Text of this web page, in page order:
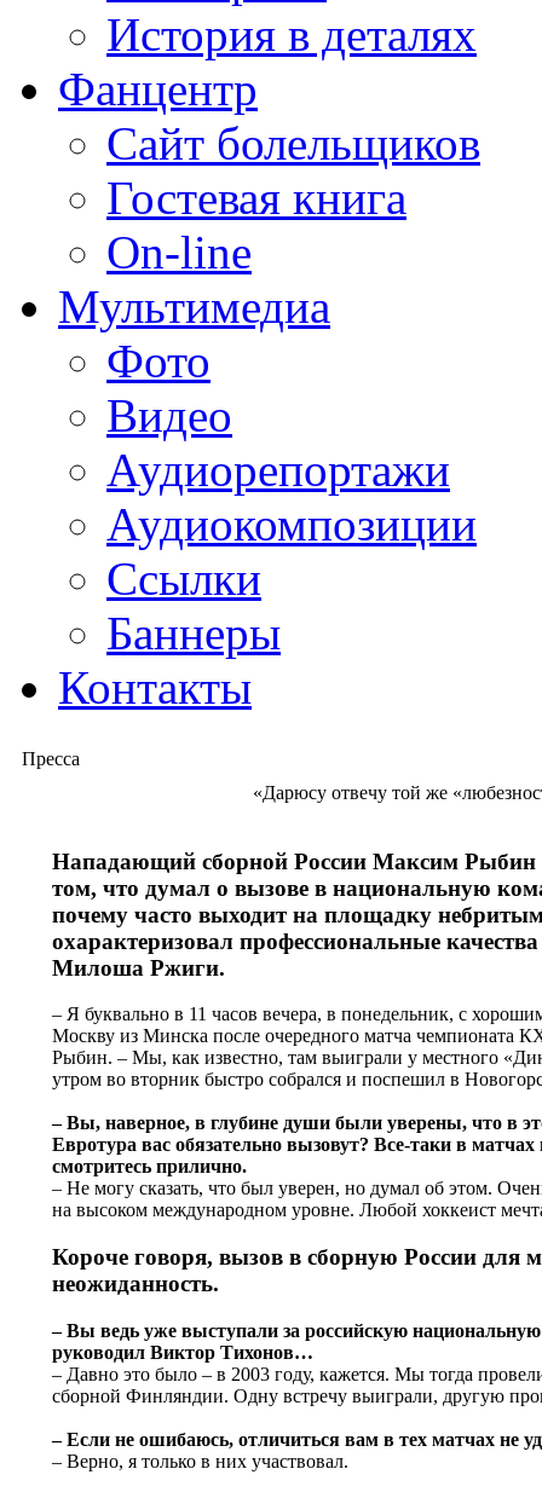
История в деталях
Фанцентр
Сайт болельщиков
Гостевая книга
On-line
Мультимедиа
Фото
Видео
Аудиорепортажи
Аудиокомпозиции
Ссылки
Баннеры
Контакты
Пресса
«Дарюсу отвечу той же
Нападающий сборной России Максим Рыбин
том, что думал о вызове в национальную
почему часто выходит на площадку
охарактеризовал профессиональные
Милоша Ржиги.
– Я буквально в 11 часов вечера, в понедельник, с
Москву из Минска после очередного матча чемпионата
Рыбин. – Мы, как известно, там выиграли у местного
утром во вторник быстро собрался и поспешил в
– Вы, наверное, в глубине души были уверены, что в
Евротура вас обязательно вызовут? Все-таки в матчах
смотритесь прилично.
– Не могу сказать, что был уверен, но думал об этом.
на высоком международном уровне. Любой хоккеист
Короче говоря, вызов в сборную России для
неожиданность.
– Вы ведь уже выступали за российскую национальную
руководил Виктор Тихонов…
– Давно это было – в 2003 году, кажется. Мы тогда
сборной Финляндии. Одну встречу выиграли, другую
– Если не ошибаюсь, отличиться вам в тех матчах не
– Верно, я только в них участвовал.